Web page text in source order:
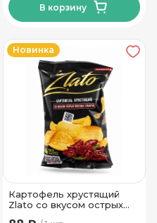
В корзину
Новинка
Картофель хрустящий
Zlato со вкусом острых